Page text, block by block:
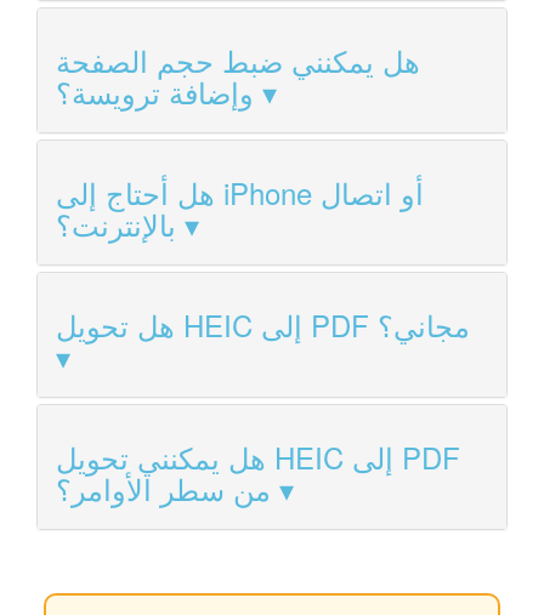
هل يمكنني ضبط حجم الصفحة
وإضافة ترويسة؟
هل أحتاج إلى iPhone أو اتصال
بالإنترنت؟
هل تحويل HEIC إلى PDF مجاني؟
هل يمكنني تحويل HEIC إلى PDF
من سطر الأوامر؟